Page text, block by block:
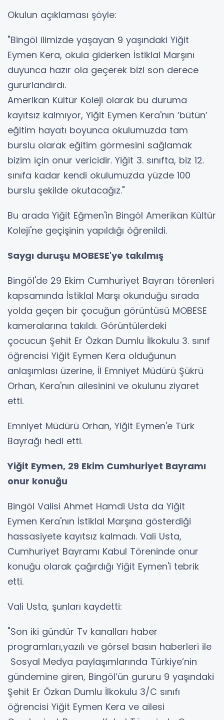
Okulun açıklaması şöyle:
"Bingöl ilimizde yaşayan 9 yaşındaki Yiğit
Eymen Kera, okula giderken İstiklal Marşını
duyunca hazır ola geçerek bizi son derece
gururlandırdı.
Amerikan Kültür Koleji olarak bu duruma
kayıtsız kalmıyor, Yiğit Eymen Kera'nın ‘bütün’
eğitim hayatı boyunca okulumuzda tam
burslu olarak eğitim görmesini sağlamak
bizim için onur vericidir. Yiğit 3. sınıfta, biz 12.
sınıfa kadar kendi okulumuzda yüzde 100
burslu şekilde okutacağız."
Bu arada Yiğit Eğmen'in Bingöl Amerikan Kültür
Koleji'ne geçişinin yapıldığı öğrenildi.
Saygı duruşu MOBESE'ye takılmış
Bingöl'de 29 Ekim Cumhuriyet Bayrarı törenleri
kapsamında İstiklal Marşı okunduğu sırada
yolda geçen bir çocuğun görüntüsü MOBESE
kameralarına takıldı. Görüntülerdeki
çocucun Şehit Er Özkan Dumlu İlkokulu 3. sınıf
öğrencisi Yiğit Eymen Kera olduğunun
anlaşımlası üzerine, İl Emniyet Müdürü Şükrü
Orhan, Kera'nın ailesinini ve okulunu ziyaret
etti.
Emniyet Müdürü Orhan, Yiğit Eymen'e Türk
Bayrağı hedi etti.
Yiğit Eymen, 29 Ekim Cumhuriyet Bayramı
onur konuğu
Bingöl Valisi Ahmet Hamdi Usta da Yiğit
Eymen Kera'nın İstiklal Marşına gösterdiği
hassasiyete kayıtsız kalmadı. Vali Usta,
Cumhuriyet Bayramı Kabul Töreninde onur
konuğu olarak çağırdığı Yiğit Eymen'i tebrik
etti.
Vali Usta, şunları kaydetti:
"Son iki gündür Tv kanalları haber
programları,yazılı ve görsel basın haberleri ile
Sosyal Medya paylaşımlarında Türkiye’nin
gündemine giren, Bingöl’ün gururu 9 yaşındaki
Şehit Er Özkan Dumlu İlkokulu 3/C sınıfı
öğrencisi Yiğit Eymen Kera ve ailesi